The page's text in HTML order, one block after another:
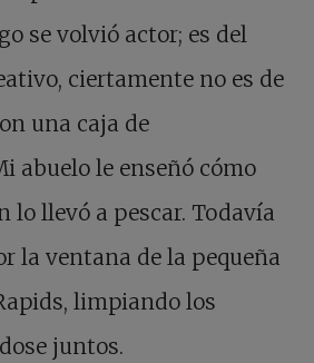
se volvió actor; es del
ciertamente no es de
una caja de
abuelo le enseñó cómo
lo llevó a pescar. Todavía
la ventana de la pequeña
limpiando los
juntos.